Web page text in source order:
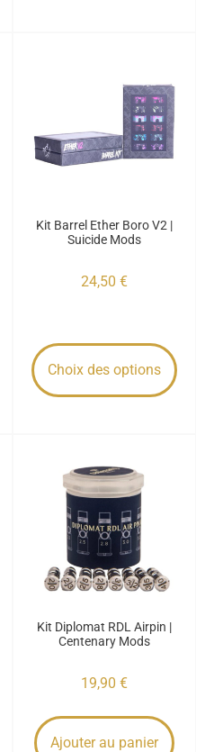
Kit Barrel Ether Boro V2 |
Suicide Mods
24,50 €
Choix des options
Kit Diplomat RDL Airpin |
Centenary Mods
19,90 €
Ajouter au panier